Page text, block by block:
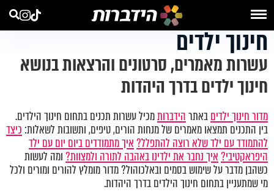
חינוך ילדים
עשרות מאמרים, סרטונים והרצאות בנושא
חינוך ילדים בדרך היהדות
מדור חינוך ילדיםבאתרהידברותמכיל עשרות תכנים בתחום חינוך הילדים.
בין התכנים תמצאו מאמרים של מנחות הורים, טיפים, ותשובות לשאלות: כיצד
להתמודד עם ילד שלא רוצה להתפלל?איך מתמודדים ביום יום עם ילד
היפראקטיבי?איך נחבר את ילדינו באהבה לתורה ולמצוות?ומה לעשות
כשהבן מדבר על שימוש בסמים ובאלכוהול? מדור מומלץ להורים ומורים ולכל
מי שמתעניין בתחום חינוך הילדים בדרך היהדות.